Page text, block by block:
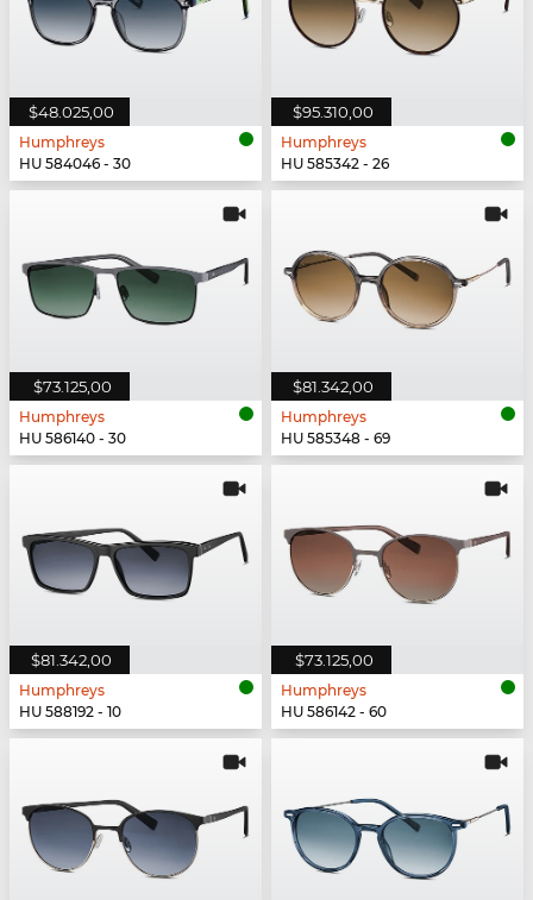
$48.025,00
Humphreys
HU 584046 - 30
$95.310,00
Humphreys
HU 585342 - 26
$73.125,00
Humphreys
HU 586140 - 30
$81.342,00
Humphreys
HU 585348 - 69
$81.342,00
Humphreys
HU 588192 - 10
$73.125,00
Humphreys
HU 586142 - 60